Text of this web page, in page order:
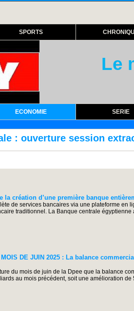
SPORTS
Le
ECONOMIE SERIE
extraordinaire lundi
la création d’une première banque
de services bancaires via une plateforme en
traditionnel. La Banque centrale
MOIS DE JUIN 2025 : La balance
du mois de juin de la Dpee que la balance
au mois précédent, soit une amélioration